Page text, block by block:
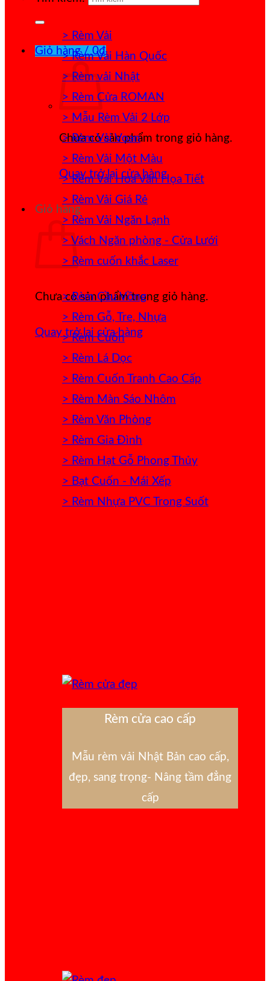
Giỏ hàng /0₫
Chưa có sản phẩm trong giỏ hàng.
Quay trở lại cửa hàng
Giỏ hàng
Chưa có sản phẩm trong giỏ hàng.
Quay trở lại cửa hàng
> Rèm Vải
> Rèm Vải Hàn Quốc
> Rèm vải Nhật
> Rèm Cửa ROMAN
> Mẫu Rèm Vải 2 Lớp
> Rèm Vải Voan
> Rèm Vải Một Màu
> Rèm Vải Hoa Văn Họa Tiết
> Rèm Vải Giá Rẻ
> Rèm Vải Ngăn Lạnh
> Vách Ngăn phòng - Cửa Lưới
> Rèm cuốn khắc Laser
> Rèm Cầu Vồng
> Rèm Gỗ, Tre, Nhựa
> Rèm Cuốn
> Rèm Lá Dọc
> Rèm Cuốn Tranh Cao Cấp
> Rèm Màn Sáo Nhôm
> Rèm Văn Phòng
> Rèm Gia Đình
> Rèm Hạt Gỗ Phong Thủy
> Bạt Cuốn - Mái Xếp
> Rèm Nhựa PVC Trong Suốt
Rèm cửa cao cấp
Mẫu rèm vải Nhật Bản cao cấp,
đẹp, sang trọng- Nâng tầm đẳng
cấp